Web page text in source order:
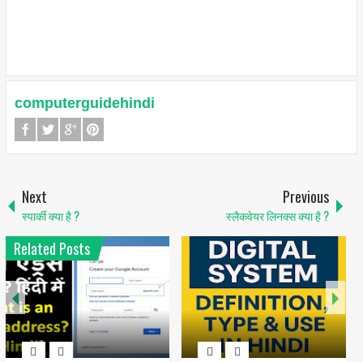
computerguidehindi
Next
स्पार्की क्या है ?
Previous
स्लैकवेयर लिनक्स क्या है ?
Related Posts 1